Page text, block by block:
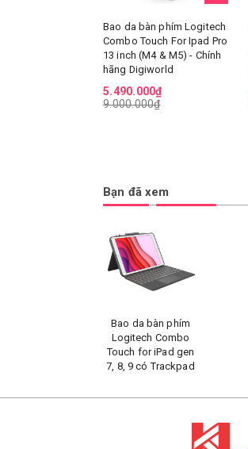
Bao da bàn phím Logitech
Combo Touch For Ipad Pro
13 inch (M4 & M5) - Chính
hãng Digiworld
5.490.000₫
9.000.000₫
Bạn đã xem
Bao da bàn phím
Logitech Combo
Touch for iPad gen
7, 8, 9 có Trackpad